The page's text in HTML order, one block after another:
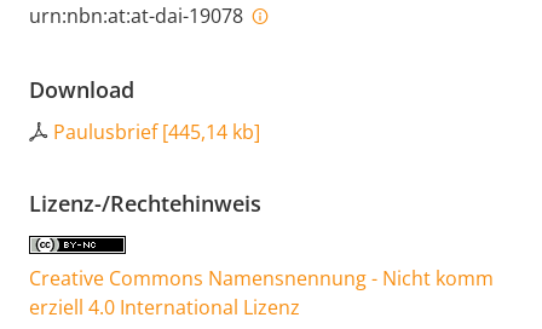
urn:nbn:at:at-dai-19078
Download
Paulusbrief[445,14 kb]
Lizenz-/Rechtehinweis
Creative Commons Namensnennung - Nicht komm
erziell 4.0 International Lizenz